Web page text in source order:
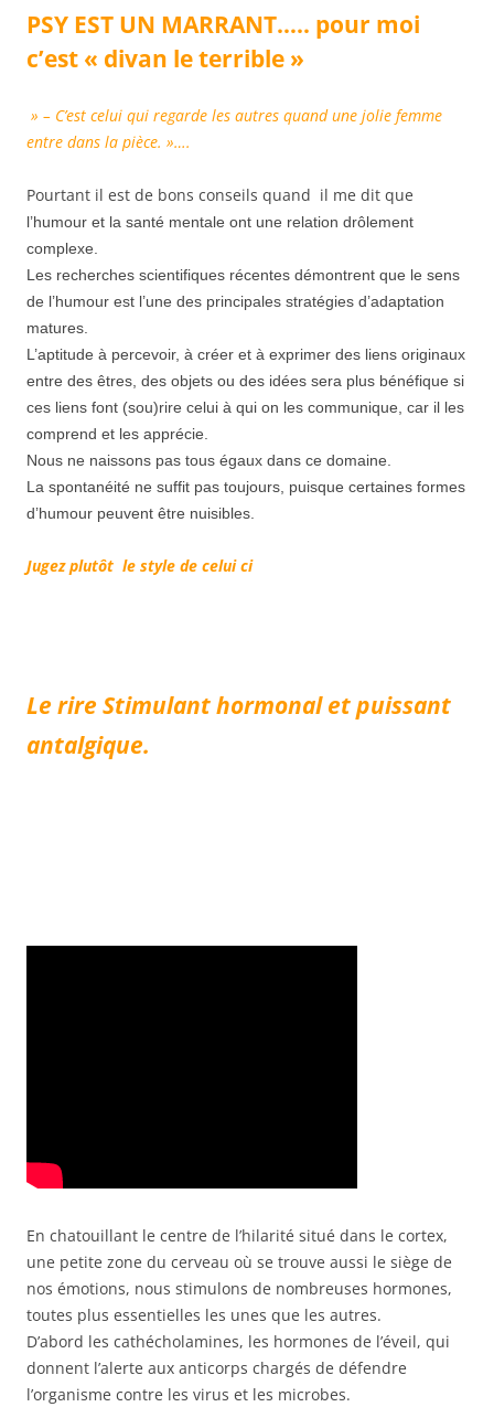
PSY EST UN MARRANT….. pour moi
c’est « divan le terrible »
» – C’est celui qui regarde les autres quand une jolie femme
entre dans la pièce. »….
Pourtant il est de bons conseils quand il me dit que
l’humour et la santé mentale ont une relation drôlement
complexe.
Les recherches scientifiques récentes démontrent que le sens
de l’humour est l’une des principales stratégies d’adaptation
matures.
L’aptitude à percevoir, à créer et à exprimer des liens originaux
entre des êtres, des objets ou des idées sera plus bénéfique si
ces liens font (sou)rire celui à qui on les communique, car il les
comprend et les apprécie.
Nous ne naissons pas tous égaux dans ce domaine.
La spontanéité ne suffit pas toujours, puisque certaines formes
d’humour peuvent être nuisibles.
Jugez plutôt le style de celui ci
Le rire Stimulant hormonal et puissant
antalgique.
En chatouillant le centre de l’hilarité situé dans le cortex,
une petite zone du cerveau où se trouve aussi le siège de
nos émotions, nous stimulons de nombreuses hormones,
toutes plus essentielles les unes que les autres.
D’abord les cathécholamines, les hormones de l’éveil, qui
donnent l’alerte aux anticorps chargés de défendre
l’organisme contre les virus et les microbes.